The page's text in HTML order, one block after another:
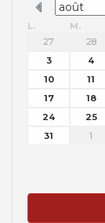
L. M.
27
28
3
4
10
11
17
18
24
25
31
1